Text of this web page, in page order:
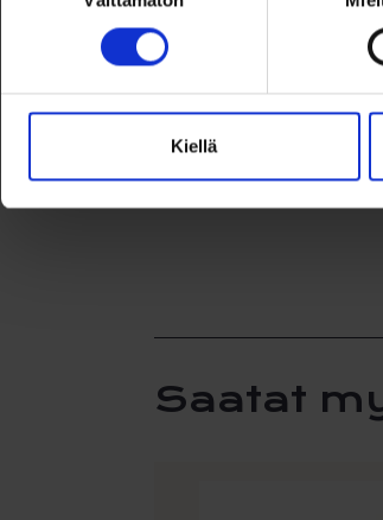
Kiellä
Saatat